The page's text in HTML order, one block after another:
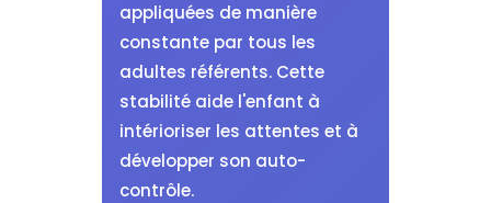
appliquées de manière
constante par tous les
adultes référents. Cette
stabilité aide l'enfant à
intérioriser les attentes et à
développer son auto-
contrôle.